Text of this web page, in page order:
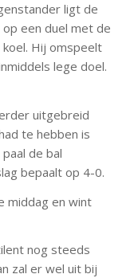
ligt de
een duel met de
koel. Hij omspeelt
lege doel.
uitgebreid
te hebben is
de bal
bepaalt op 4-0.
middag en wint
nog steeds
zal er wel uit bij